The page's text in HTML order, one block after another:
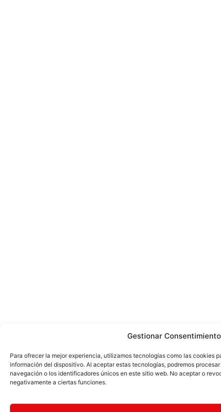
Gestionar Consentimiento
Para ofrecer la mejor experiencia, utilizamos tecnologías como las cookies
información del dispositivo. Al aceptar estas tecnologías, podremos
navegación o los identificadores únicos en este sitio web. No aceptar o
negativamente a ciertas funciones.